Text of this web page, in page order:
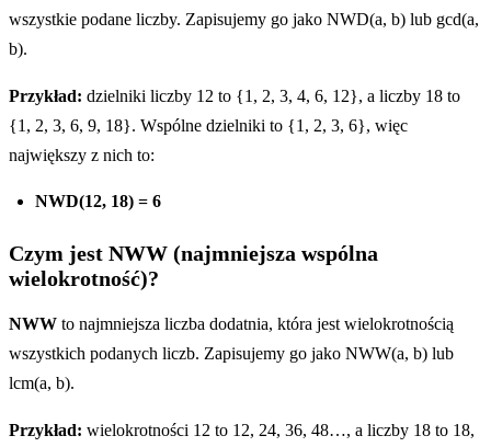
wszystkie podane liczby. Zapisujemy go jako NWD(a, b) lub gcd(a,
b).
Przykład: dzielniki liczby 12 to {1, 2, 3, 4, 6, 12}, a liczby 18 to
{1, 2, 3, 6, 9, 18}. Wspólne dzielniki to {1, 2, 3, 6}, więc
największy z nich to:
NWD(12, 18) = 6
Czym jest NWW (najmniejsza wspólna
wielokrotność)?
NWW to najmniejsza liczba dodatnia, która jest wielokrotnością
wszystkich podanych liczb. Zapisujemy go jako NWW(a, b) lub
lcm(a, b).
Przykład: wielokrotności 12 to 12, 24, 36, 48…, a liczby 18 to 18,